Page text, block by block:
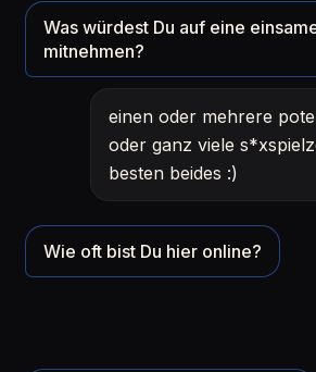
Was würdest Du auf eine
mitnehmen?
einen oder mehrere
oder ganz viele
besten beides :)
Wie oft bist Du hier online?